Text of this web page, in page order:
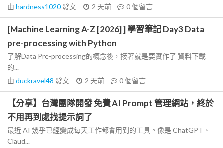
由 hardness1020發文 2 天前 0個留言
[Machine Learning A-Z [2026] ] 學習筆記 Day3 Data
pre-processing with Python
了解Data Pre-processing的概念後，接著就是要實作了 資料下載
的...
由 duckravel48 發文 2 天前 0個留言
【分享】台灣團隊開發 免費 AI Prompt 管理網站，終於
不用再到處找提示詞了
最近 AI 幾乎已經變成每天工作都會用到的工具。像是 ChatGPT、
Claud...